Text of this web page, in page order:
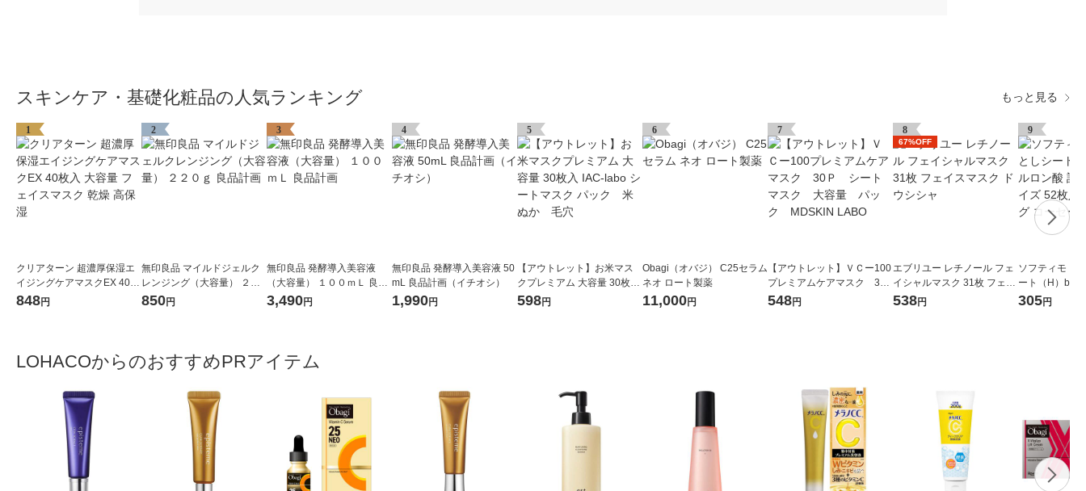
スキンケア・基礎化粧品の人気ランキング もっと見る
1
クリアターン 超濃厚保湿エ
イジングケアマスクEX 40枚
入 大容量 フェイスマスク 乾
848円
2
無印良品 マイルドジェルク
レンジング（大容量） ２２
０ｇ 良品計画
850円
3
無印良品 発酵導入美容液
（大容量） １００ｍＬ 良品
計画
3,490円
4
無印良品 発酵導入美容液 50
mL 良品計画（イチオシ）
1,990円
5
【アウトレット】お米マス
クプレミアム 大容量 30枚入
IAC-labo シートマスク パッ
598円
6
Obagi（オバジ） C25セラム
ネオ ロート製薬
11,000円
7
【アウトレット】ＶＣー100
プレミアムケアマスク 30
Ｐ シートマスク 大容
548円
8
67%OFF
エブリユー レチノール フェ
イシャルマスク 31枚 フェイ
スマスク ドウシシャ
538円
9
ソフティモ メ
ート（H）b ヒ
替 大きめサイ
305円
LOHACOからのおすすめPRアイテム